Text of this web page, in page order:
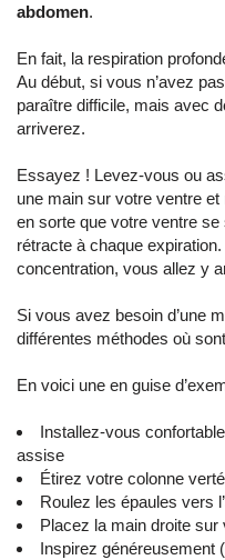
abdomen.
En fait, la respiration
Au début, si vous n’avez
paraître difficile, mais avec
arriverez.
Essayez ! Levez-vous ou
une main sur votre ventre
en sorte que votre ventre
rétracte à chaque
concentration, vous allez y
Si vous avez besoin d’une
différentes méthodes où
En voici une en guise
Installez-vous
assise
Étirez votre colonne
Roulez les épaules vers
Placez la main droite
Inspirez généreusement